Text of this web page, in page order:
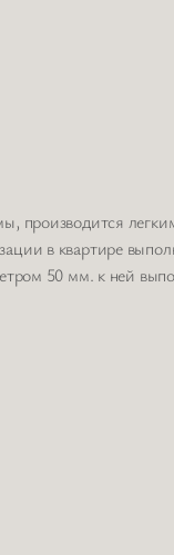
производится
в квартире
50 мм. к ней